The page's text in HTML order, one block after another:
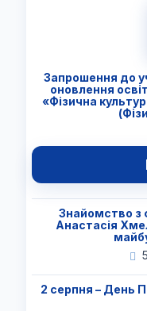
Запрошення до
оновлення
«Фізична
Знайомство з
Анастасія
2 серпня – День